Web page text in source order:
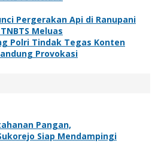
Pergerakan Api di Ranupani
Meluas
Polri Tindak Tegas Konten
Provokasi
Pangan,
Siap Mendampingi